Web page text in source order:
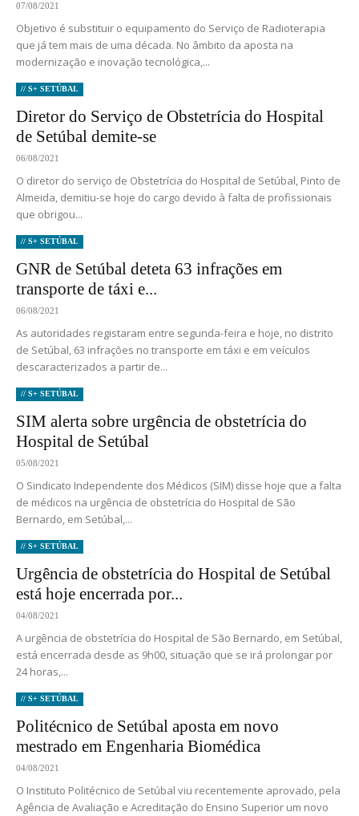
07/08/2021
Objetivo é substituir o equipamento do Serviço de Radioterapia
que já tem mais de uma década. No âmbito da aposta na
modernização e inovação tecnológica,...
// S+ SETÚBAL
Diretor do Serviço de Obstetrícia do Hospital
de Setúbal demite-se
06/08/2021
O diretor do serviço de Obstetrícia do Hospital de Setúbal, Pinto de
Almeida, demitiu-se hoje do cargo devido à falta de profissionais
que obrigou...
// S+ SETÚBAL
GNR de Setúbal deteta 63 infrações em
transporte de táxi e...
06/08/2021
As autoridades registaram entre segunda-feira e hoje, no distrito
de Setúbal, 63 infrações no transporte em táxi e em veículos
descaracterizados a partir de...
// S+ SETÚBAL
SIM alerta sobre urgência de obstetrícia do
Hospital de Setúbal
05/08/2021
O Sindicato Independente dos Médicos (SIM) disse hoje que a falta
de médicos na urgência de obstetrícia do Hospital de São
Bernardo, em Setúbal,...
// S+ SETÚBAL
Urgência de obstetrícia do Hospital de Setúbal
está hoje encerrada por...
04/08/2021
A urgência de obstetrícia do Hospital de São Bernardo, em Setúbal,
está encerrada desde as 9h00, situação que se irá prolongar por
24 horas,...
// S+ SETÚBAL
Politécnico de Setúbal aposta em novo
mestrado em Engenharia Biomédica
04/08/2021
O Instituto Politécnico de Setúbal viu recentemente aprovado, pela
Agência de Avaliação e Acreditação do Ensino Superior um novo